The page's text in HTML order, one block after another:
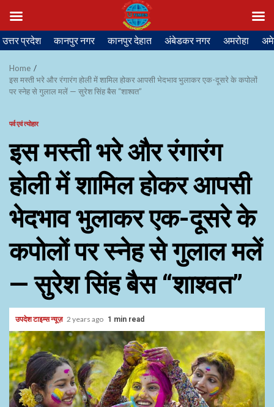
Skip
to
content
उत्तर प्रदेश कानपुर नगर कानपुर देहात अंबेडकर नगर अमरोहा
Home
इस मस्ती भरे और रंगारंग होली में शामिल होकर आपसी भेदभाव भुलाकर एक-दूसरे के कपोलों
पर स्नेह से गुलाल मलें — सुरेश सिंह बैस “शाश्वत”
पर्व एवं त्योहार
इस मस्ती भरे और रंगारंग
होली में शामिल होकर आपसी
भेदभाव भुलाकर एक-दूसरे के
कपोलों पर स्नेह से गुलाल मलें
— सुरेश सिंह बैस “शाश्वत”
उपदेश टाइम्स न्यूज़ 2 years ago 1 min read